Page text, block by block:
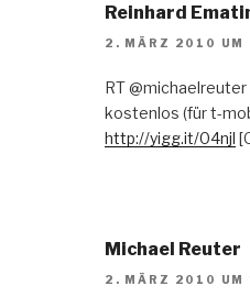
Reinhard
2. MÄRZ 2010 UM
RT
kostenlos (für t-
http://yigg.it/04njl
Michael Reuter
2. MÄRZ 2010 UM